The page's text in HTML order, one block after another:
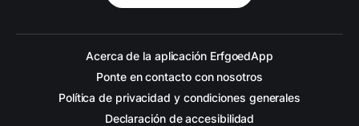
Acerca de la aplicación ErfgoedApp
Ponte en contacto con nosotros
Política de privacidad y condiciones generales
Declaración de accesibilidad